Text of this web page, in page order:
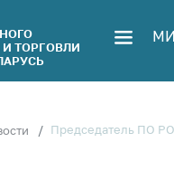
ТОРГОВЛИ
Председатель ПО